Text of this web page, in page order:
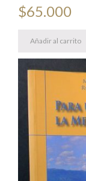
$65.000
Añadir al carrito